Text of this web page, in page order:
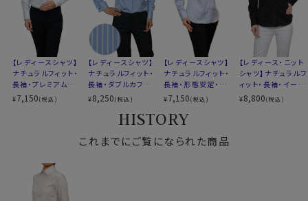
S-7号/M-9号/L-11号/LL-13号/3L-15号/4L-17号の
全６サイズにてご用意。(サイズ表10)
▼スポット商品につき再入荷はございませんのでご了承
下さい。
～写真着用モデルの寸法(7号サイズ着用) ～
身長： 160cm/ 首回り： 30cm/ 肩幅 ：40cm
バスト： 83cm/ 胴回り： 66cm/ 袖丈： 52cm(肩
カフス
シングルボタン
コンバーチブルカフス
サイズ10
S-7号・M-9号・L-11号・LL-13号
3L-15号・4L-17号・全6サイズ
スタイル
ナチュラルフィット
生産国
中国
▼スポット商品につき再入荷はございません。
【レディースシャツ】
ナチュラルフィット・
長袖・プレミアムコ
ットン・形態安定・ワ
イドカラー
¥7,150(税込)
【レディースシャツ】
ナチュラルフィット・
長袖・ダブルカフス・
プレミアムコットン・
ブロード・ワイドカラ
ー・日本製
¥8,250(税込)
【レディースシャツ】
ナチュラルフィット・
長袖・形態安定・プ
レミアムコットン・オ
ックスフォード・ワイ
ドカラー
¥7,150(税込)
【レディース・ニット
シャツ】ナチュラルフ
ィット・長袖・イージ
ーケア・UVカット・
ワイドカラー
¥8,800(税込)
HISTORY
これまでにご覧になられた商品